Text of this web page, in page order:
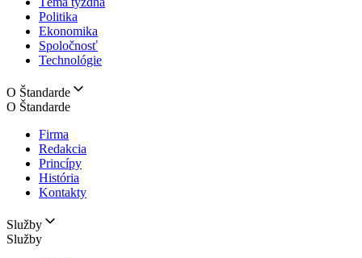
Politika
Ekonomika
Spoločnosť
Technológie
O Štandarde
O Štandarde
Firma
Redakcia
Princípy
História
Kontakty
Služby
Služby